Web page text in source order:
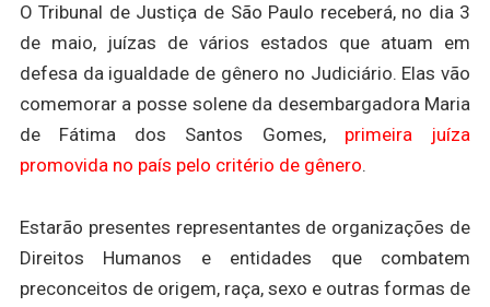
O Tribunal de Justiça de São Paulo receberá, no dia 3
de maio, juízas de vários estados que atuam em
defesa da igualdade de gênero no Judiciário. Elas vão
comemorar a posse solene da desembargadora Maria
de Fátima dos Santos Gomes, primeira juíza
promovida no país pelo critério de gênero.
Estarão presentes representantes de organizações de
Direitos Humanos e entidades que combatem
preconceitos de origem, raça, sexo e outras formas de